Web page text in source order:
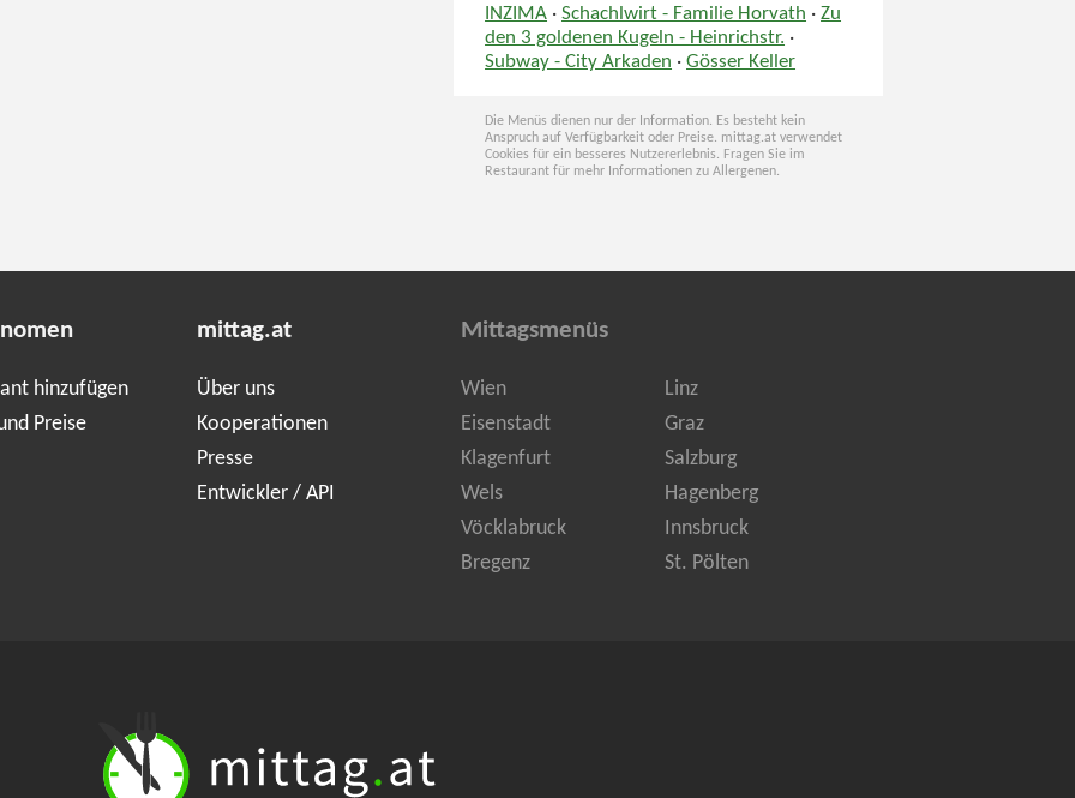
INZIMA ·Schachlwirt - Familie Horvath ·Zu
den 3 goldenen Kugeln - Heinrichstr. ·
Subway - City Arkaden ·Gösser Keller
Die Menüs dienen nur der Information. Es besteht kein
Anspruch auf Verfügbarkeit oder Preise. mittag.at verwendet
Cookies für ein besseres Nutzererlebnis. Fragen Sie im
Restaurant für mehr Informationen zu Allergenen.
hinzufügen
Preise
mittag.at
Über uns
Kooperationen
Presse
Entwickler / API
Mittagsmenüs
Wien
Linz
Eisenstadt
Graz
Klagenfurt
Salzburg
Wels
Hagenberg
Vöcklabruck
Innsbruck
Bregenz
St. Pölten